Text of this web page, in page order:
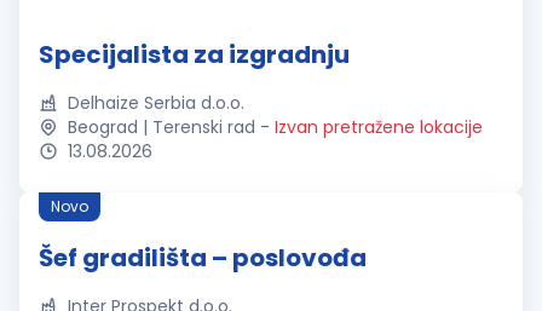
Specijalista za izgradnju
Delhaize Serbia d.o.o.
Beograd | Terenski rad - Izvan pretražene lokacije
13.08.2026
Novo
Šef gradilišta – poslovođa
Inter Prospekt d.o.o.